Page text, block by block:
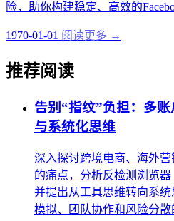
险，助你构建稳定、高效的
1970-01-01 阅读更多 →
推荐阅读
告别“指纹”负担：多
与系统化思维
深入探讨跨境电商、海外
的痛点，分析反检测浏览器
并提出从工具思维转向系
模拟、团队协作和风险分散